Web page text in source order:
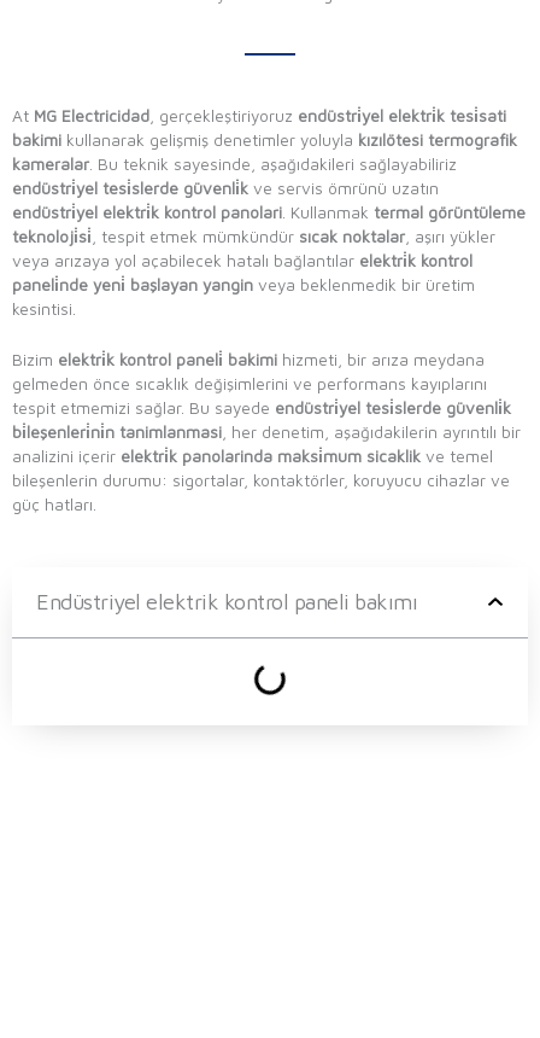
At MG Electricidad , gerçekleştiriyoruz endüstri̇yel elektri̇k tesi̇sati
bakimi kullanarak gelişmiş denetimler yoluyla kızılötesi termografik
kameralar . Bu teknik sayesinde, aşağıdakileri sağlayabiliriz
endüstri̇yel tesi̇slerde güvenli̇k ve servis ömrünü uzatın
endüstri̇yel elektri̇k kontrol panolari . Kullanmak termal görüntüleme
teknoloji̇si̇ , tespit etmek mümkündür sıcak noktalar , aşırı yükler
veya arızaya yol açabilecek hatalı bağlantılar elektri̇k kontrol
paneli̇nde yeni̇ başlayan yangin veya beklenmedik bir üretim
kesintisi.
Bizim elektri̇k kontrol paneli̇ bakimi hizmeti, bir arıza meydana
gelmeden önce sıcaklık değişimlerini ve performans kayıplarını
tespit etmemizi sağlar. Bu sayede endüstri̇yel tesi̇slerde güvenli̇k
bi̇leşenleri̇ni̇n tanimlanmasi , her denetim, aşağıdakilerin ayrıntılı bir
analizini içerir elektri̇k panolarinda maksi̇mum sicaklik ve temel
bileşenlerin durumu: sigortalar, kontaktörler, koruyucu cihazlar ve
güç hatları.
Endüstriyel elektrik kontrol paneli bakımı